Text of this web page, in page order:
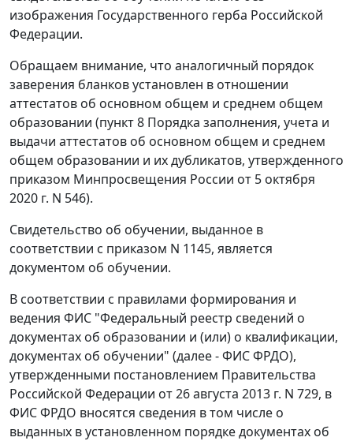
изображения Государственного герба Российской
Федерации.
Обращаем внимание, что аналогичный порядок
заверения бланков установлен в отношении
аттестатов об основном общем и среднем общем
образовании (пункт 8 Порядка заполнения, учета и
выдачи аттестатов об основном общем и среднем
общем образовании и их дубликатов, утвержденного
приказом Минпросвещения России от 5 октября
2020 г. N 546).
Свидетельство об обучении, выданное в
соответствии с приказом N 1145, является
документом об обучении.
В соответствии с правилами формирования и
ведения ФИС "Федеральный реестр сведений о
документах об образовании и (или) о квалификации,
документах об обучении" (далее - ФИС ФРДО),
утвержденными постановлением Правительства
Российской Федерации от 26 августа 2013 г. N 729, в
ФИС ФРДО вносятся сведения в том числе о
выданных в установленном порядке документах об